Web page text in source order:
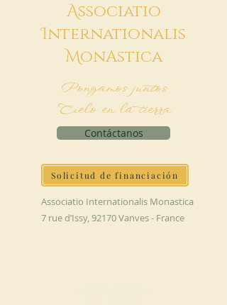
Associatio
Internationalis
MonAstica
Pongamos juntos
Cielo en la tierra
Contáctanos
Solicitud de financiación
Associatio Internationalis Monastica
7 rue d’Issy, 92170 Vanves - France